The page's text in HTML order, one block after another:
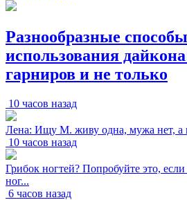
Разнообразные способы
использования
гарниров и не только
10 часов назад
Лена: Ищу М. живу одна, мужа нет, а
10 часов назад
Грибок ногтей? Попробуйте это,
ног...
6 часов назад